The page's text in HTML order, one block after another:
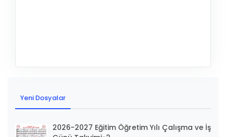
Yeni Dosyalar
2026-2027 Eğitim Öğretim Yılı Çalışma ve İş